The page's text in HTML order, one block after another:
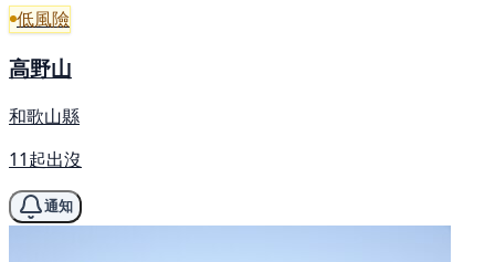
低風險
高野山
和歌山縣
11起出沒
通知